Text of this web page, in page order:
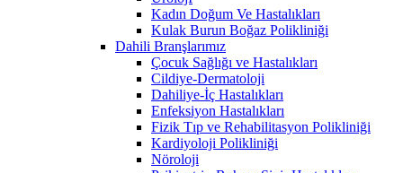
Kadın Doğum Ve Hastalıkları
Kulak Burun Boğaz Polikliniği
Dahili Branşlarımız
Çocuk Sağlığı ve Hastalıkları
Cildiye-Dermatoloji
Dahiliye-İç Hastalıkları
Enfeksiyon Hastalıkları
Fizik Tıp ve Rehabilitasyon Polikliniği
Kardiyoloji Polikliniği
Nöroloji